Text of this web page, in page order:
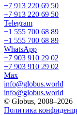
+7 913 220 69 50
+7 913 220 69 50
Telegram
+1 555 700 68 89
+1 555 700 68 89
WhatsApp
+7 903 910 29 02
+7 903 910 29 02
Max
info@globus.world
info@globus.world
© Globus, 2008–2026
Политика